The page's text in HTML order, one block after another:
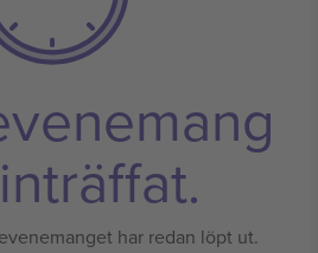
har redan löpt ut.